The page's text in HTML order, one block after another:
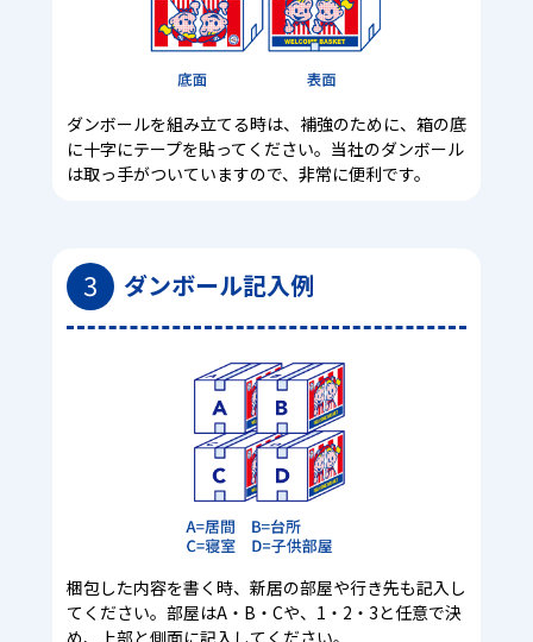
ダンボールを組み立てる時は、補強のために、箱の底
に十字にテープを貼ってください。当社のダンボール
は取っ手がついていますので、非常に便利です。
3 ダンボール記入例
梱包した内容を書く時、新居の部屋や行き先も記入し
てください。部屋はA・B・Cや、1・2・3と任意で決